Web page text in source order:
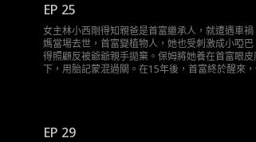
EP 25
女主林小西剛得知親爸是首富繼承人，就遭遇車禍
媽當場去世，首富變植物人，她也受刺激成小啞巴
得照顧反被爺爺親手拋棄。保姆將她養在首富眼皮
下，用胎記蒙混過關。在15年後，首富終於醒來，
EP 29